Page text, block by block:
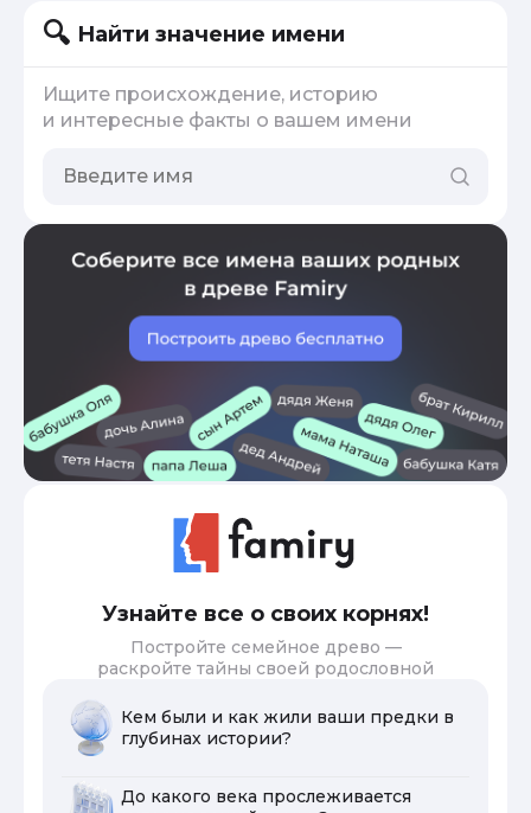
Найти значение имени
Ищите происхождение, историю
и интересные факты о вашем имени
Узнайте все о своих корнях!
Постройте семейное древо —
раскройте тайны своей родословной
Кем были и как жили ваши предки в
глубинах истории?
До какого века прослеживается